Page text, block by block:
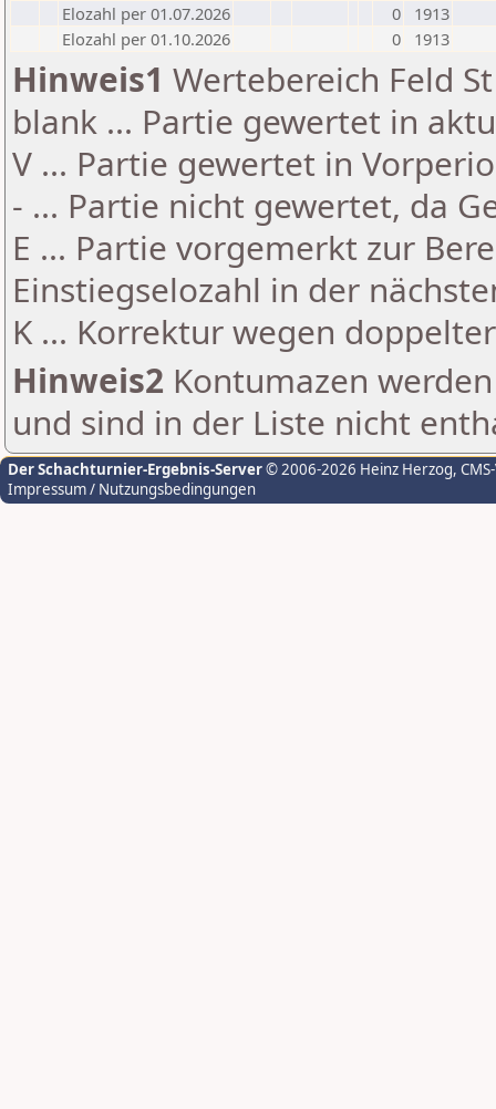
Elozahl per 01.07.2026
0
1913
Elozahl per 01.10.2026
0 1913
Hinweis1 Wertebereich Feld
blank ... Partie gewertet in
V ... Partie gewertet in
- ... Partie nicht gewertet, da
E ... Partie vorgemerkt zur
Einstiegselozahl in der
K ... Korrektur wegen
Hinweis2 Kontumazen
und sind in der Liste nicht
Der Schachturnier-Ergebnis-Server© 2006-2026 Heinz Herzog,
Impressum / Nutzungsbedingungen